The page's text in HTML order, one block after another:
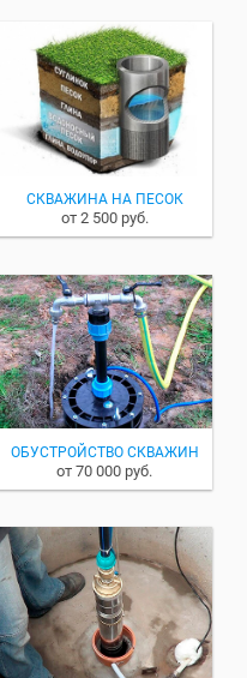
СКВАЖИНА НА ПЕСОК
от 2 500 руб.
ОБУСТРОЙСТВО СКВАЖИН
от 70 000 руб.